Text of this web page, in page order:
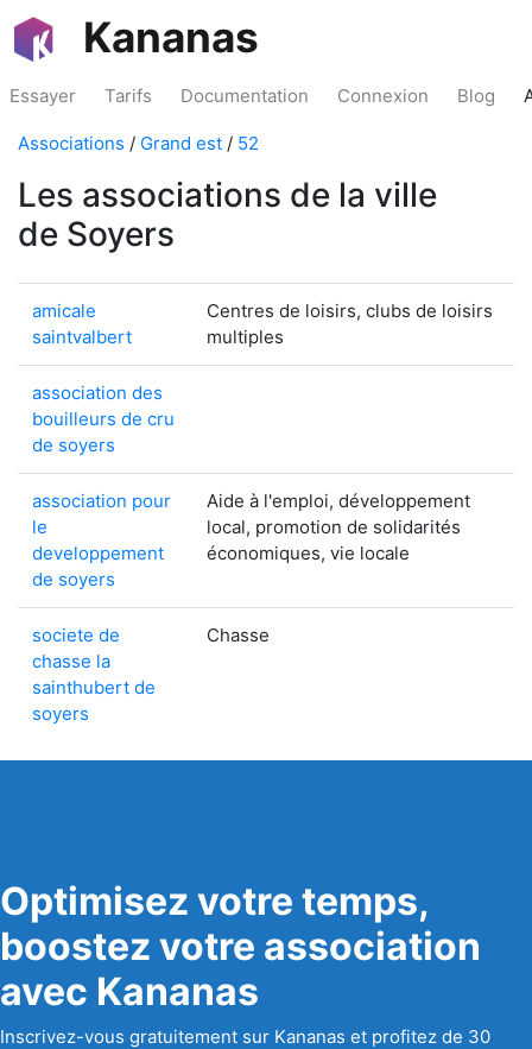
Kananas
Essayer Tarifs Documentation Connexion Blog
Associations / Grand est / 52
Les associations de la ville
de Soyers
amicale
saintvalbert
Centres de loisirs, clubs de loisirs
multiples
association des
bouilleurs de cru
de soyers
association pour
le
developpement
de soyers
Aide à l'emploi, développement
local, promotion de solidarités
économiques, vie locale
societe de
chasse la
sainthubert de
soyers
Chasse
Optimisez votre temps,
boostez votre association
avec Kananas
Inscrivez-vous gratuitement sur Kananas et profitez de 30